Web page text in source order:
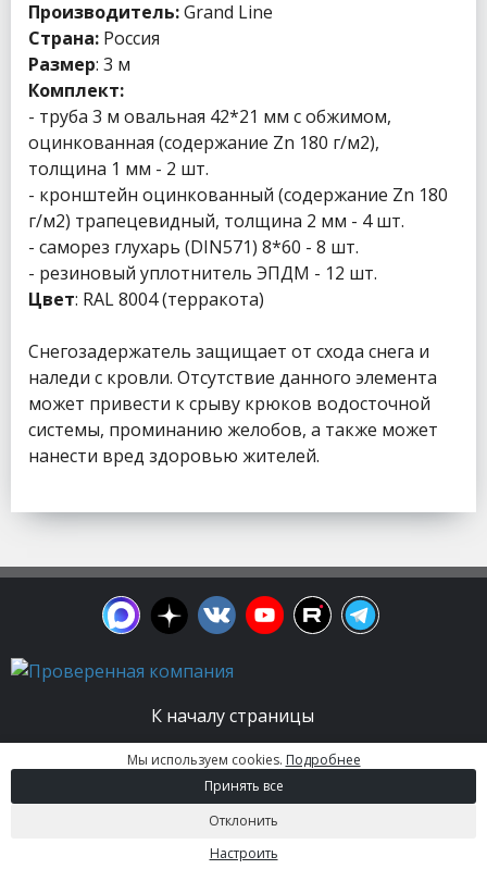
Производитель:Grand Line
Страна: Россия
Размер: 3 м
Комплект:
- труба 3 м овальная 42*21 мм с обжимом,
оцинкованная (содержание Zn 180 г/м2),
толщина 1 мм - 2 шт.
- кронштейн оцинкованный (содержание Zn 180
г/м2) трапецевидный, толщина 2 мм - 4 шт.
- саморез глухарь (DIN571) 8*60 - 8 шт.
- резиновый уплотнитель ЭПДМ - 12 шт.
Цвет: RAL 8004 (терракота)
Снегозадержатель защищает от схода снега и
наледи с кровли. Отсутствие данного элемента
может привести к срыву крюков водосточной
системы, проминанию желобов, а также может
нанести вред здоровью жителей.
К началу страницы
© 2003 - 2026. Апельсин group | Группа
строительных компаний Все права защищены.
Вся информация на этом сайте носит
информационный характер и не является
публичной офертой, определяемой положениями
Мы используем cookies. Подробнее
Принять все
Отклонить
Настроить